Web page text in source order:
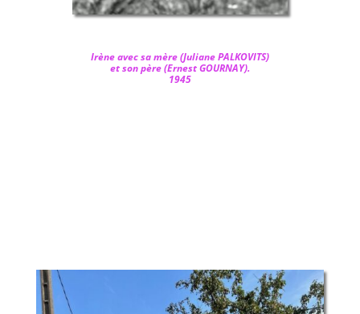
Irène avec sa mère (Juliane PALKOVITS)
et son père (Ernest GOURNAY).
1945